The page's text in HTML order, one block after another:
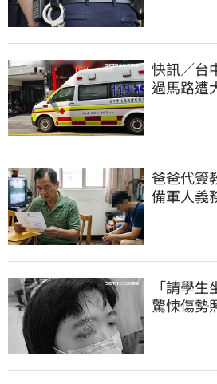
快訊／台
過馬路遭
爸爸代簽
備軍人義
「請學
驚悚傷勢